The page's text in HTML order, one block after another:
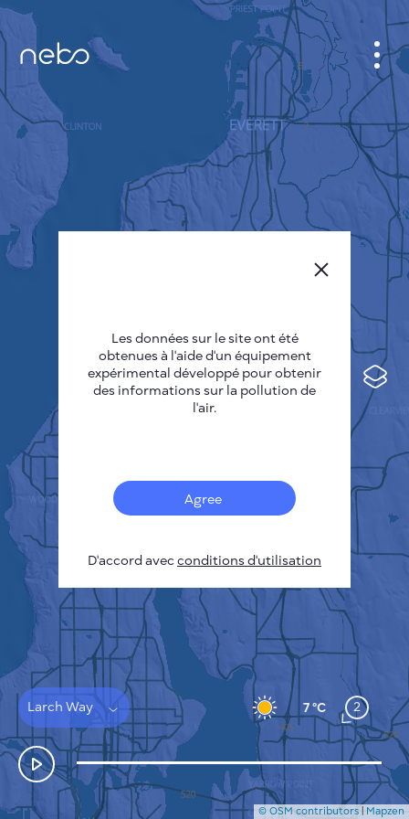
Capteurs
Carte de la pollution
Taches thermiques
Le vent
Larch Way 7 °C 2
CARTES DES VILLES
SENSOR NEBO
A PROPOS DE NOUS
Deutsch
Español
Français
COMMENT ÇA MARCHE
POLITIQUE DE CONFIDENTIALITÉ
CONDITIONS GÉNÉRALES D'UTILISATION
GUIDE D'INSTALLATION
API
FAQ
NOUS CONTACTER
© OSM contributors | Mapzen
Les données sur le site ont été
obtenues à l'aide d'un équipement
expérimental développé pour obtenir
des informations sur la pollution de
l'air.
Agree
D'accord avecconditions d'utilisation